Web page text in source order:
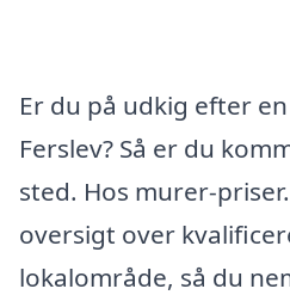
Er du på udkig efter
Ferslev? Så er du
sted. Hos murer-
oversigt over
lokalområde, så du